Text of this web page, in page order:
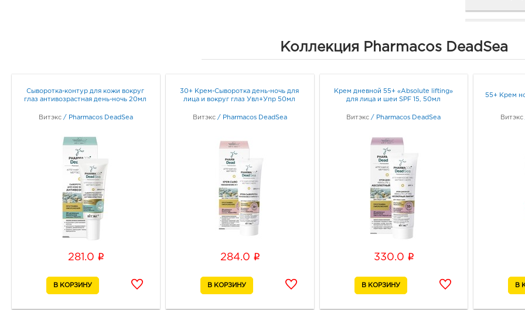
129/1
Коллекция Pharmacos DeadSea
Сыворотка-контур для кожи вокруг
глаз антивозрастная день-ночь 20мл
Витэкс / Pharmacos DeadSea
281.0 i
30+ Крем-Сыворотка день-ночь для
лица и вокруг глаз Увл+Упр 50мл
Витэкс / Pharmacos DeadSea
284.0 i
Крем дневной 55+ «Аbsolute lifting»
для лица и шеи SPF 15, 50мл
Витэкс / Pharmacos DeadSea
330.0 i
55+ Крем
Витэкс